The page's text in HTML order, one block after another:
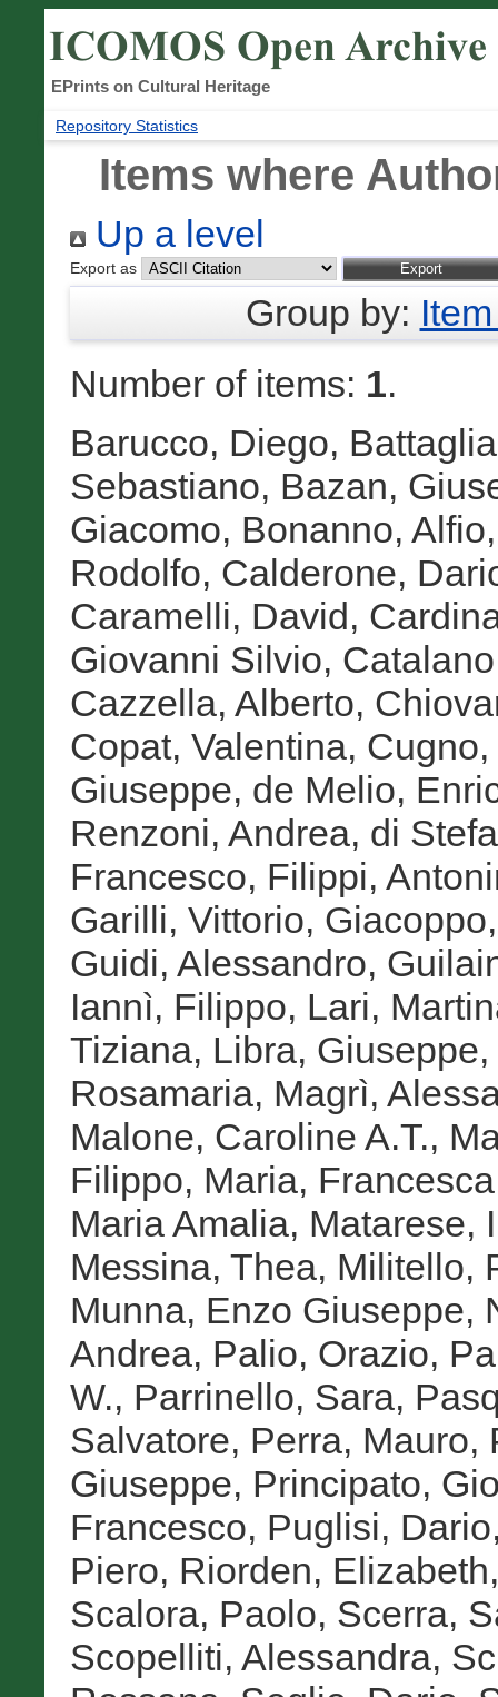
EPrints on Cultural Heritage
Repository Statistics
Items where
Up a level
Export as
Group by:
Number of items: 1.
Barucco, Diego,
Sebastiano, Bazan,
Giacomo, Bonanno, Alfio
Rodolfo, Calderone,
Caramelli, David,
Giovanni Silvio,
Cazzella, Alberto,
Copat, Valentina,
Giuseppe, de Melio,
Renzoni, Andrea, di
Francesco, Filippi,
Garilli, Vittorio,
Guidi, Alessandro,
Iannì, Filippo, Lari,
Tiziana, Libra, Giuseppe,
Rosamaria, Magrì,
Malone, Caroline A.T.,
Filippo, Maria, Francesca
Maria Amalia, Matarese,
Messina, Thea, Militello,
Munna, Enzo Giuseppe,
Andrea, Palio, Orazio,
W., Parrinello, Sara,
Salvatore, Perra, Mauro,
Giuseppe, Principato,
Francesco, Puglisi, Dario
Piero, Riorden, Elizabeth
Scalora, Paolo, Scerra,
Scopelliti, Alessandra,